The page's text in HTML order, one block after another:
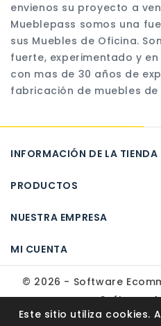
envienos su proyecto a
Mueblepass somos una
sus Muebles de Oficina.
fuerte, experimentado y
con mas de 30 años de
fabricación de muebles de
INFORMACIÓN DE LA TIENDA
PRODUCTOS
NUESTRA EMPRESA
MI CUENTA
Este sitio utiliza cookies.
© 2026 - Software
Software